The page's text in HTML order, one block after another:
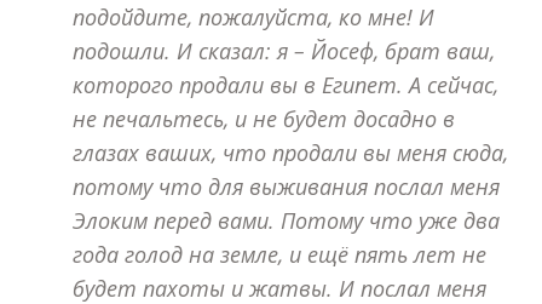
подойдите, пожалуйста, ко мне! И
подошли. И сказал: я – Йосеф, брат ваш,
которого продали вы в Египет. А сейчас,
не печальтесь, и не будет досадно в
глазах ваших, что продали вы меня сюда,
потому что для выживания послал меня
Элоким перед вами. Потому что уже два
года голод на земле, и ещё пять лет не
будет пахоты и жатвы. И послал меня